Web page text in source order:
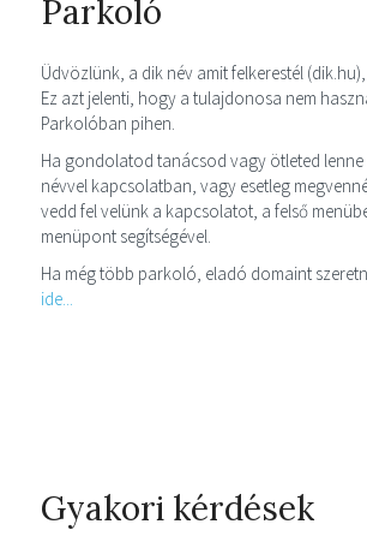
Parkoló
Üdvözlünk, a dik név amit felkerestél
Ez azt jelenti, hogy a tulajdonosa nem
Parkolóban pihen.
Ha gondolatod tanácsod vagy ötleted
névvel kapcsolatban, vagy esetleg
vedd fel velünk a kapcsolatot, a felső
menüpont segítségével.
Ha még több parkoló, eladó domaint
ide...
Gyakori kérdések